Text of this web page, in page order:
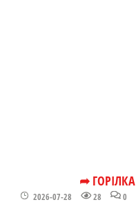
➦
2026-07-28 28 0